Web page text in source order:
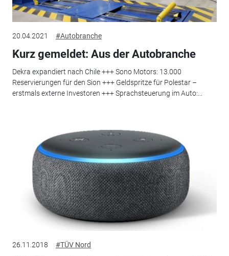
20.04.2021 #Autobranche
Kurz gemeldet: Aus der Autobranche
Dekra expandiert nach Chile +++ Sono Motors: 13.000
Reservierungen für den Sion +++ Geldspritze für Polestar –
erstmals externe Investoren +++ Sprachsteuerung im Auto:...
26.11.2018 #TÜV Nord